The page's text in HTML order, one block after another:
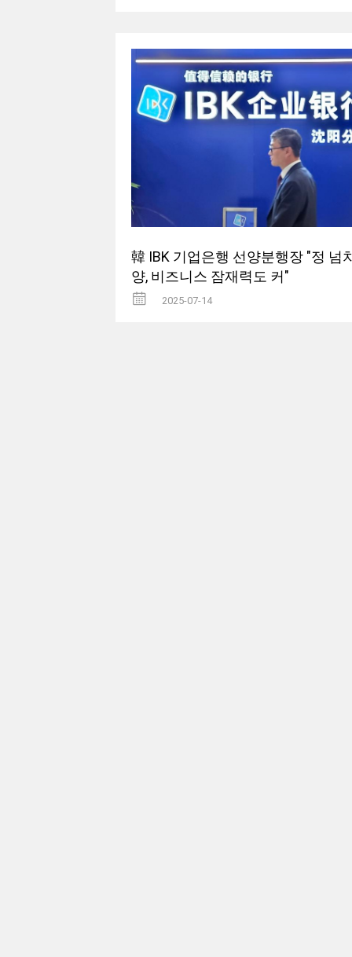
韓 IBK 기업은행 선양분행장 "정 넘
양, 비즈니스 잠재력도 커"
2025-07-14